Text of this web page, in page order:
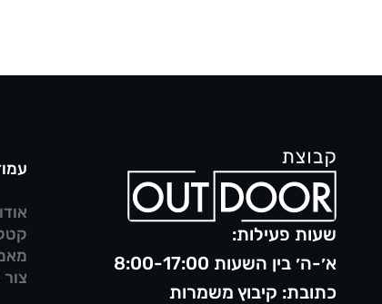
שעות פעילות:
א׳-ה׳ בין השעות 8:00-17:00
כתובת: קיבוץ משמרות